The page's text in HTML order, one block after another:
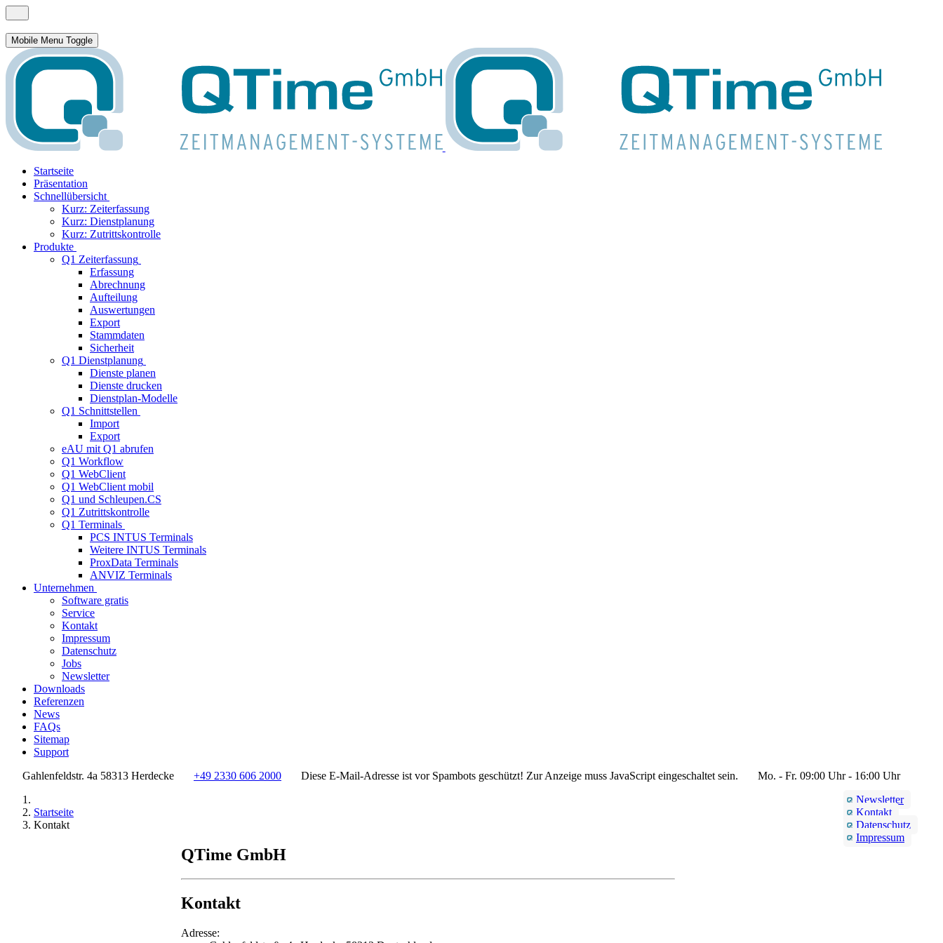
Mobile Menu Toggle
Startseite
Präsentation
Schnellübersicht
Kurz: Zeiterfassung
Kurz: Dienstplanung
Kurz: Zutrittskontrolle
Produkte
Q1 Zeiterfassung
Erfassung
Abrechnung
Aufteilung
Auswertungen
Export
Stammdaten
Sicherheit
Q1 Dienstplanung
Dienste planen
Dienste drucken
Dienstplan-Modelle
Q1 Schnittstellen
Import
Export
eAU mit Q1 abrufen
Q1 Workflow
Q1 WebClient
Q1 WebClient mobil
Q1 und Schleupen.CS
Q1 Zutrittskontrolle
Q1 Terminals
PCS INTUS Terminals
Weitere INTUS Terminals
ProxData Terminals
ANVIZ Terminals
Unternehmen
Software gratis
Service
Kontakt
Impressum
Datenschutz
Jobs
Newsletter
Downloads
Referenzen
News
FAQs
Sitemap
Support
Gahlenfeldstr. 4a 58313 Herdecke
+49 2330 606 2000 Diese E-Mail-Adresse ist vor Spambots geschützt! Zur Anzeige muss JavaScript eingeschaltet sein.
Mo. - Fr. 09:00 Uhr - 16:00 Uhr
Newsletter
Kontakt
Datenschutz
Impressum
Startseite
Kontakt
QTime GmbH
Kontakt
Adresse: